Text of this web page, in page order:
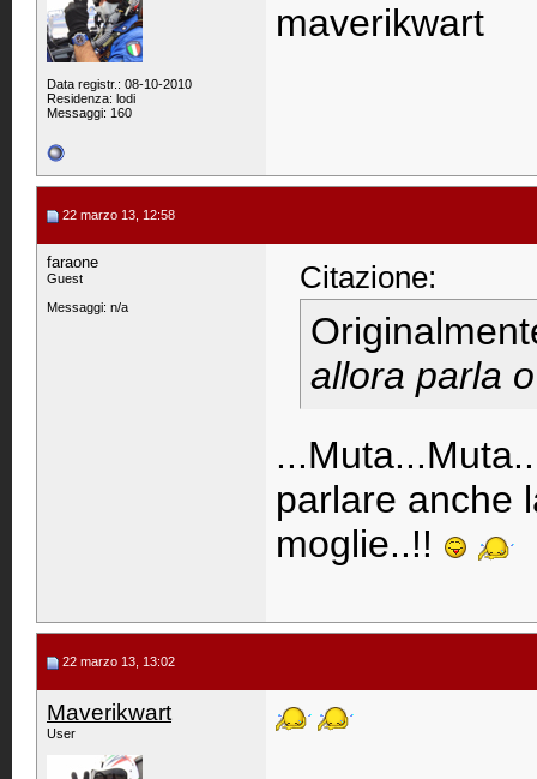
Data registr.: 08-10-2010
Residenza: lodi
Messaggi: 160
maverikwart
22 marzo 13, 12:58
faraone
Guest
Messaggi: n/a
Citazione:
allora parla
parlare anche
moglie..!!
22 marzo 13, 13:02
Maverikwart
User